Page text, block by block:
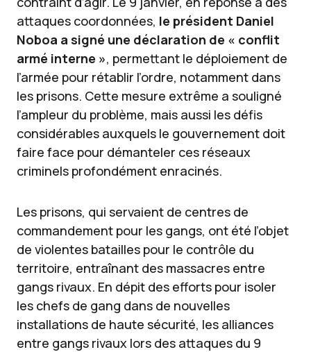
attaques coordonnées, le président Daniel
Noboa a signé une déclaration de « conflit
armé interne », permettant le déploiement de
l’armée pour rétablir l’ordre, notamment dans
les prisons. Cette mesure extrême a souligné
l’ampleur du problème, mais aussi les défis
considérables auxquels le gouvernement doit
faire face pour démanteler ces réseaux
criminels profondément enracinés.
Les prisons, qui servaient de centres de
commandement pour les gangs, ont été l’objet
de violentes batailles pour le contrôle du
territoire, entraînant des massacres entre
gangs rivaux. En dépit des efforts pour isoler
les chefs de gang dans de nouvelles
installations de haute sécurité, les alliances
entre gangs rivaux lors des attaques du 9